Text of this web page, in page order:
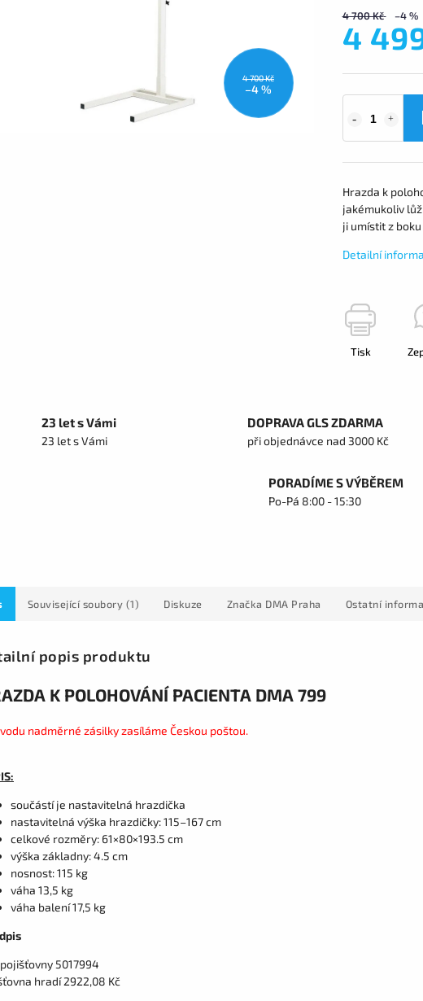
4 700 Kč
–4 %
4 700 Kč –4 %
4
Hrazda k
jakémukoliv
ji umístit z
Detailní
Tisk
23 let s Vámi
23 let s Vámi
DOPRAVA GLS ZDARMA
při objednávce nad 3000 Kč
PORADÍME S VÝBĚREM
Po-Pá 8:00 - 15:30
Související soubory (1) Diskuze Značka DMA Praha Ostatní
popis produktu
K POLOHOVÁNÍ PACIENTA DMA 799
nadměrné zásilky zasíláme Českou poštou.
součástí je nastavitelná hrazdička
nastavitelná výška hrazdičky: 115–167 cm
celkové rozměry: 61×80×193.5 cm
výška základny: 4.5 cm
nosnost: 115 kg
váha 13,5 kg
váha balení 17,5 kg
5017994
hradí 2922,08 Kč